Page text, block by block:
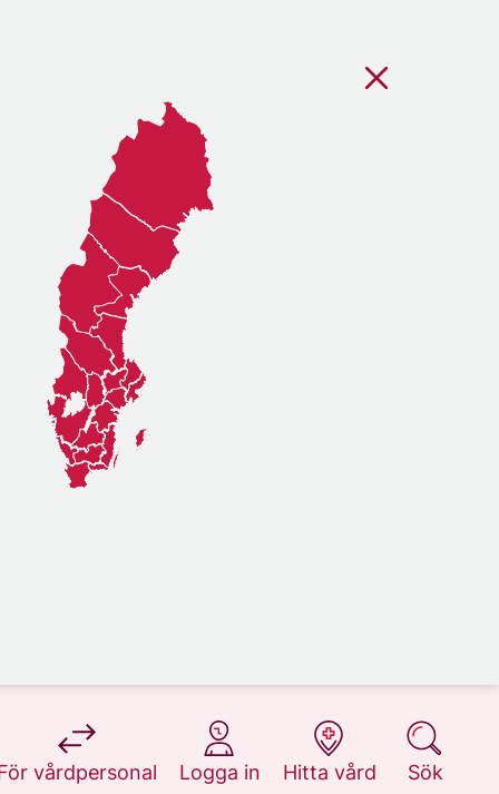
vårdpersonal
på 1177.se
Logga in
på 1177.se
Hitta vård
på 1177.se
Sök
på 1177.se